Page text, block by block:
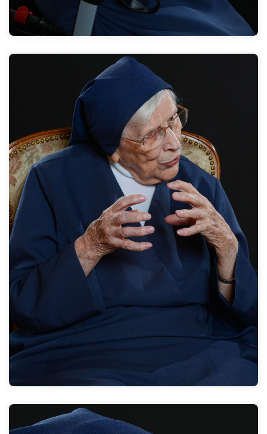
Wir haben viele langjährige Mitarbeiter gehabt. Die
konnten kommen, wenn sie etwas auf dem Herzen
hatten. Dann konnten sie reden. Und gerade
langjährige und ältere Mitarbeiter haben ein feines
Gespür.
Zum Interview